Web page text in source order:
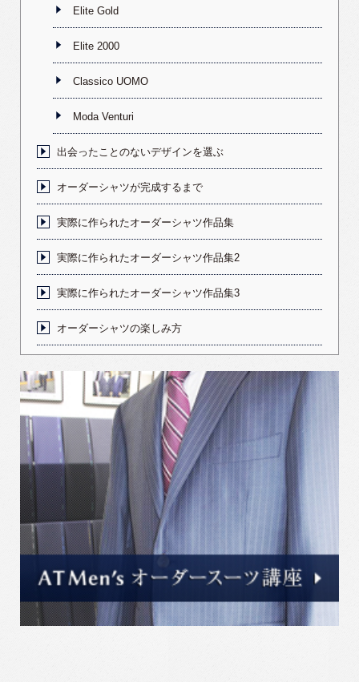
Elite Gold
Elite 2000
Classico UOMO
Moda Venturi
出会ったことのないデザインを選ぶ
オーダーシャツが完成するまで
実際に作られたオーダーシャツ作品集
実際に作られたオーダーシャツ作品集2
実際に作られたオーダーシャツ作品集3
オーダーシャツの楽しみ方